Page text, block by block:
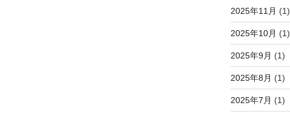
2025年11月 (1)
2025年10月 (1)
2025年9月 (1)
2025年8月 (1)
2025年7月 (1)